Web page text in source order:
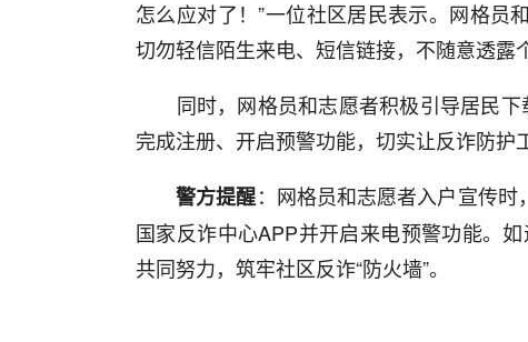
怎么应对了！”一位社区居民表示。网格员
切勿轻信陌生来电、短信链接，不随意透露
同时，网格员和志愿者积极引导居民下
完成注册、开启预警功能，切实让反诈防护
警方提醒：网格员和志愿者入户宣传
国家反诈中心APP并开启来电预警功能。
共同努力，筑牢社区反诈“防火墙”。